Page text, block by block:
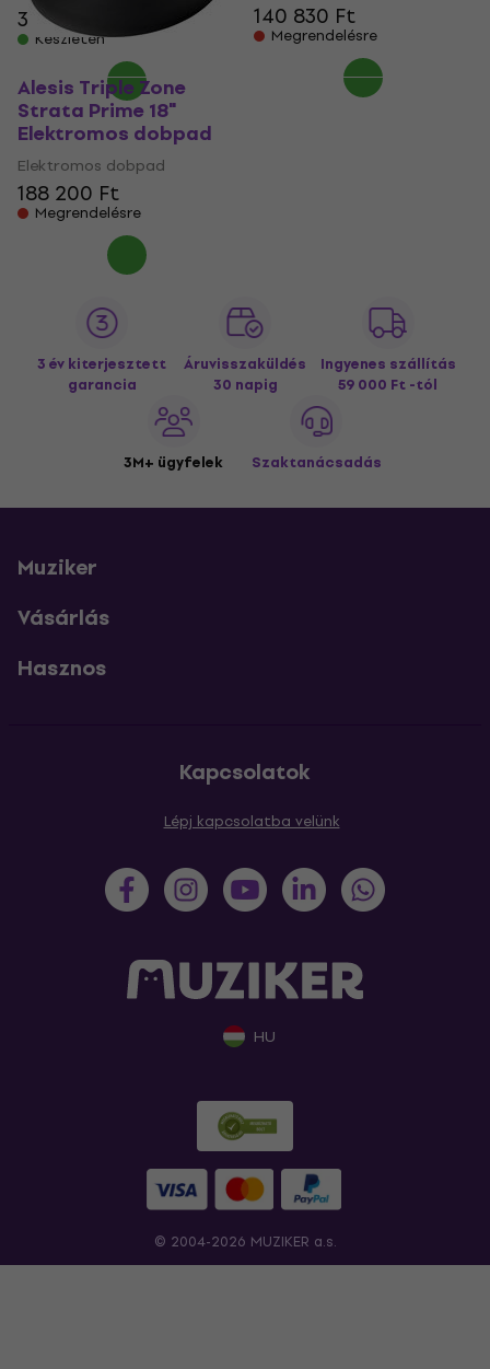
36 830 Ft 37 907,1 Ft
Készleten
140 830 Ft
Megrendelésre
Alesis Triple Zone
Strata Prime 18"
Elektromos dobpad
Elektromos dobpad
188 200 Ft
Megrendelésre
3 év kiterjesztett
garancia
Áruvisszaküldés
30 napig
Ingyenes szállítás
59 000 Ft -tól
3M+ ügyfelek Szaktanácsadás
Muziker
Vásárlás
Hasznos
Kapcsolatok
Lépj kapcsolatba velünk
HU
© 2004-2026 MUZIKER a.s.